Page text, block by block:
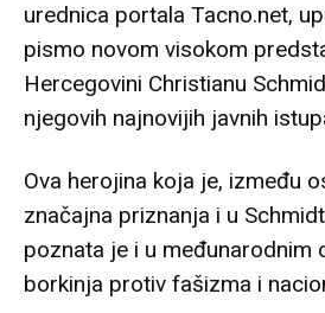
urednica portala Tacno.net,
pismo novom visokom
Hercegovini Christianu
njegovih najnovijih javnih
Ova herojina koja je, između
značajna priznanja i u
poznata je i u međunarodnim
borkinja protiv fašizma i